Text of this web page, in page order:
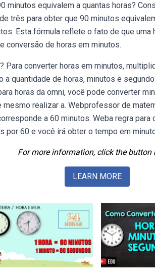
minutos equivalem a quantas horas?
três para obter que 90 minutos
Esta fórmula reflete o fato de que
conversão de horas em minutos.
Para converter horas em minutos,
a quantidade de horas, minutos e
horas da omni, você pode converter
mesmo realizar a. Webprofessor de
a 60 minutos. Weba regra
por 60 e você irá obter o tempo em
For more information, click the button
LEARN MORE